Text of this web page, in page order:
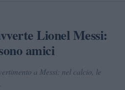
Lionel Messi:
amici
a Messi: nel calcio, le